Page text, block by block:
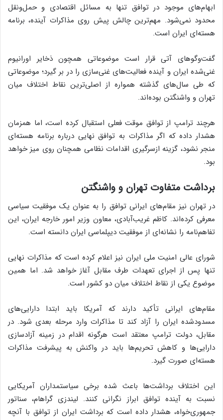
ابهام‌های موجود در توافق تنها به مسائل اقتصادی و حمل‌ونقل
محدود نمی‌شود. مهم‌ترین چالش پیش روی مذاکرات آینده، برنامه
هسته‌ای ایران است.
گفت‌وگوهای آتی قرار است موضوعاتی همچون ذخایر اورانیوم
غنی‌شده ایران و آینده فعالیت‌های غنی‌سازی را در بر گیرد؛ موضوعاتی
که طی سال‌های گذشته همواره از اصلی‌ترین نقاط اختلاف میان
تهران و واشنگتن بوده‌اند.
هرچند ترامپ از توافق موقت فعلی استقبال کرده است، اما همزمان
هشدار داده که اگر مذاکرات به توافق نهایی درباره برنامه هسته‌ای
منجر نشود، گزینه ازسرگیری اقدامات نظامی همچنان روی میز خواهد
بود.
برداشت متفاوت تهران و واشنگتن
در تهران نیز مقام‌های ایرانی توافق را به عنوان یک موفقیت سیاسی
معرفی کرده‌اند. کاظم غریب‌آبادی، معاون وزیر امور خارجه ایران، این
تفاهم‌نامه را نشانه‌ای از موفقیت دیپلماسی ایران دانسته است.
شورای عالی امنیت ملی ایران نیز اعلام کرده است که مذاکرات نهایی
تنها پس از اجرای تعهدات طرف مقابل آغاز خواهد شد. اما همین
موضوع یکی از نقاط اختلاف میان دو کشور است.
مقام‌های ایرانی تأکید دارند که آمریکا باید ابتدا دارایی‌های
مسدودشده ایران را آزاد کند تا مذاکرات وارد مرحله بعدی شود. در
مقابل، دولت ترامپ معتقد است هرگونه اقدام در زمینه آزادسازی
دارایی‌ها و کاهش تحریم‌ها باید در واکنش به پیشرفت مذاکرات
هسته‌ای صورت گیرد.
این اختلاف برداشت‌ها باعث شده برخی سیاستمداران آمریکایی
نسبت به آینده توافق ابراز نگرانی کنند. لیندزی گراهام، سناتور
جمهوری‌خواه، هشدار داده است که برداشت ایران از توافق با آنچه